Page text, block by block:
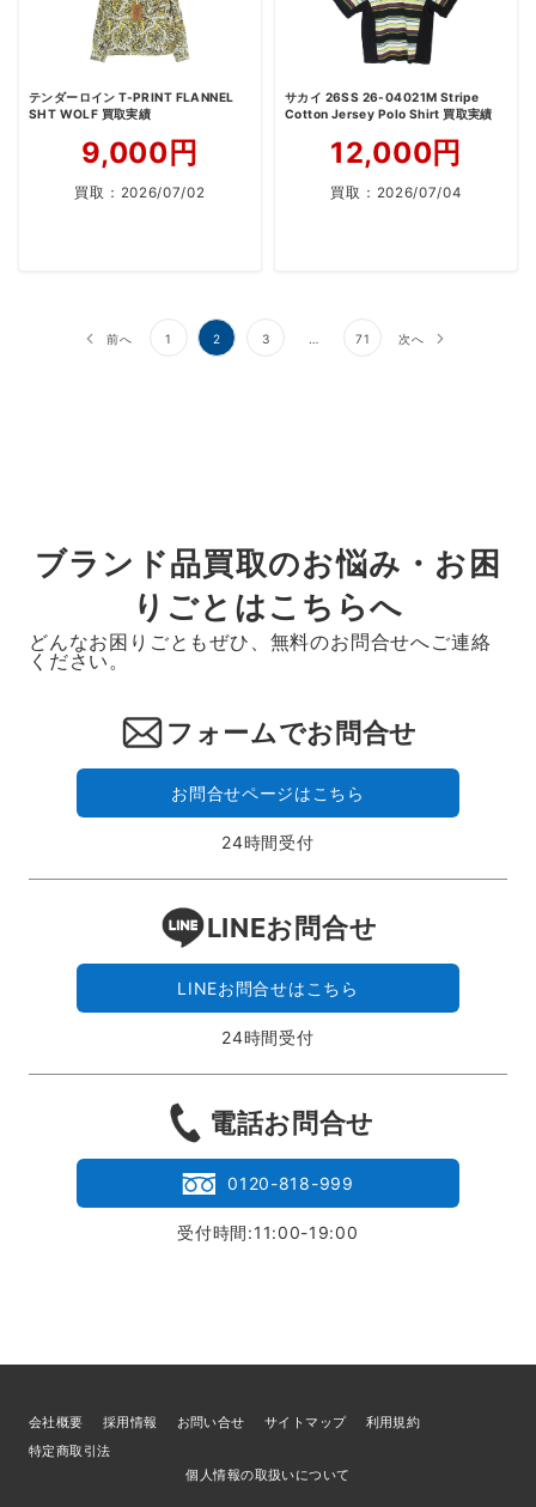
テンダーロイン T-PRINT FLANNEL
SHT WOLF 買取実績
9,000円
買取： 2026/07/02
サカイ 26SS 26-04021M Stripe
Cotton Jersey Polo Shirt 買取実績
12,000円
買取： 2026/07/04
前へ 1 2 3 71 次へ
ブランド品買取のお悩み・お困
りごとはこちらへ
どんなお困りごともぜひ、無料のお問合せへご連絡
ください。
フォームでお問合せ
お問合せページはこちら
24時間受付
LINEお問合せ
LINEお問合せはこちら
24時間受付
電話お問合せ
0120-818-999
受付時間:11:00-19:00
会社概要 採用情報 お問い合せ サイトマップ
利用規約
特定商取引法
個人情報の取扱いについて